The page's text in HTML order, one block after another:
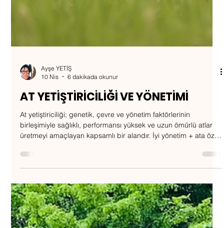
Ayşe YETİŞ
10 Nis
6 dakikada okunur
AT YETİŞTİRİCİLİĞİ VE YÖNETİMİ
At yetiştiriciliği; genetik, çevre ve yönetim faktörlerinin
üretmeyi amaçlayan kapsamlı bir alandır. İyi yönetim + ata özel
bilimsel beslenme: BAŞARILI AT